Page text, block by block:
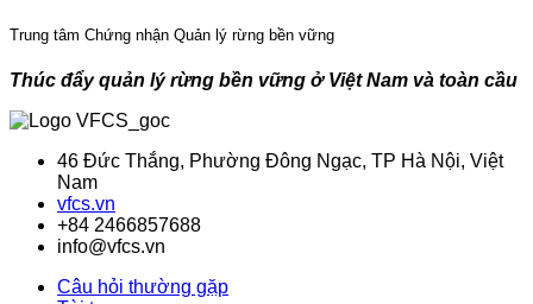
Trung tâm Chứng nhận Quản lý rừng bền vững
Thúc đẩy quản lý rừng bền vững ở Việt Nam và toàn cầu
46 Đức Thắng, Phường Đông Ngạc, TP Hà Nội, Việt
Nam
vfcs.vn
+84 2466857688
info@vfcs.vn
Câu hỏi thường gặp